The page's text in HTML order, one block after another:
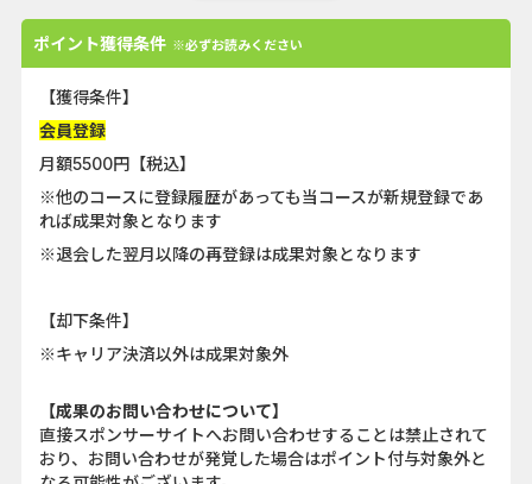
ポイント獲得条件 ※必ずお読みください
【獲得条件】
会員登録
月額5500円【税込】
※他のコースに登録履歴があっても当コースが新規登録であ
れば成果対象となります
※退会した翌月以降の再登録は成果対象となります
【却下条件】
※キャリア決済以外は成果対象外
【成果のお問い合わせについて】
直接スポンサーサイトへお問い合わせすることは禁止されて
おり、お問い合わせが発覚した場合はポイント付与対象外と